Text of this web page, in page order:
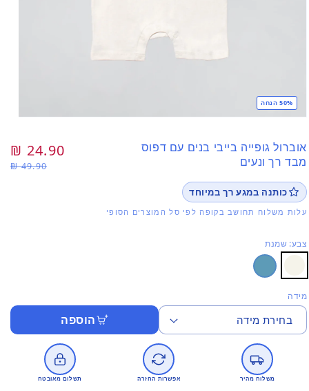
50% הנחה
אוברול גופייה בייבי בנים עם דפוס
מבד רך ונעים
מחיר
רגיל49.90 ₪
24.90 ₪
כותנה במגע רך במיוחד
עלות משלוח תחושב בקופה לפי סל המוצרים הסופי
צבע: שמנת
מידה
הוספה
משלוח מהיר אפשרות החזרה תשלום מאובטח